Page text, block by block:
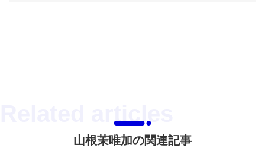
山根茉唯加の関連記事